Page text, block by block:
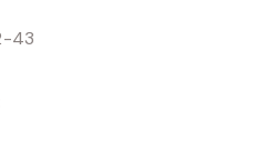
43